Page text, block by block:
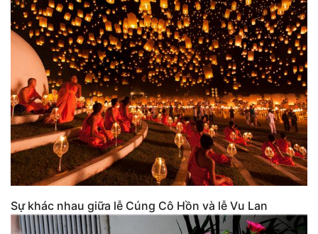
Sự khác nhau giữa lễ Cúng Cô Hồn và lễ Vu Lan